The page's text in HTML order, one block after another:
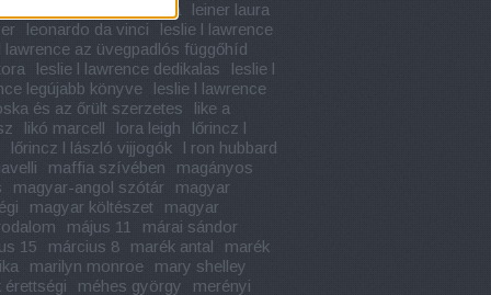
leiner laura
leiner laura
leonardo da vinci
leslie l lawrence
lawrence az üvegpadlós függőhíd
leslie l lawrence dedikalas
leslie l
legújabb könyve
leslie l lawrence
és az őrült szerzetes
like a
likó marcell lora leigh
lőrincz l
lőrincz l lászló vijjogók
l ron hubbard
maffia szívében
magányos
magyar-angol szótár
magyar
magyar költészet
magyar
május 11
márai sándor
15
március 8 marék antal
marék
marilyn monroe
mary shelley
érettségi
méhes györgy
merényi